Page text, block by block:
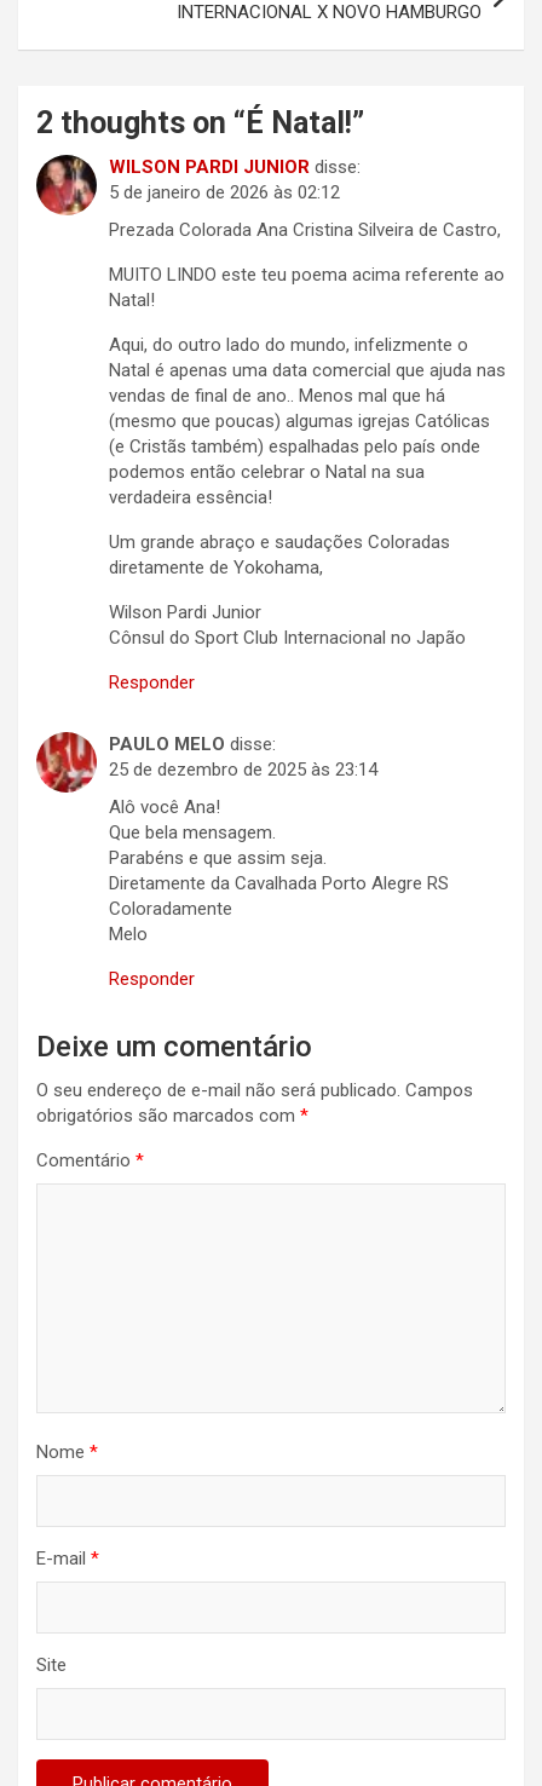
INTERNACIONAL X NOVO HAMBURGO
2 thoughts on “ É Natal!”
WILSON PARDI JUNIOR disse:
5 de janeiro de 2026 às 02:12
Prezada Colorada Ana Cristina Silveira de Castro,
MUITO LINDO este teu poema acima referente ao
Natal!
Aqui, do outro lado do mundo, infelizmente o
Natal é apenas uma data comercial que ajuda nas
vendas de final de ano.. Menos mal que há
(mesmo que poucas) algumas igrejas Católicas
(e Cristãs também) espalhadas pelo país onde
podemos então celebrar o Natal na sua
verdadeira essência!
Um grande abraço e saudações Coloradas
diretamente de Yokohama,
Wilson Pardi Junior
Cônsul do Sport Club Internacional no Japão
Responder
PAULO MELO disse:
25 de dezembro de 2025 às 23:14
Alô você Ana!
Que bela mensagem.
Parabéns e que assim seja.
Diretamente da Cavalhada Porto Alegre RS
Coloradamente
Melo
Responder
Deixe um comentário
O seu endereço de e-mail não será publicado. Campos
obrigatórios são marcados com *
Comentário *
Nome *
E-mail *
Site